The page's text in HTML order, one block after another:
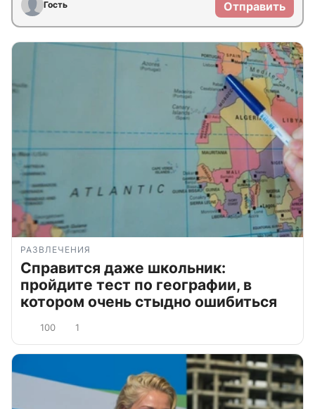
Гость Отправить
РАЗВЛЕЧЕНИЯ
Справится даже школьник:
пройдите тест по географии, в
котором очень стыдно ошибиться
100 1